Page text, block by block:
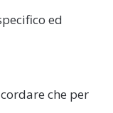
ed
che per